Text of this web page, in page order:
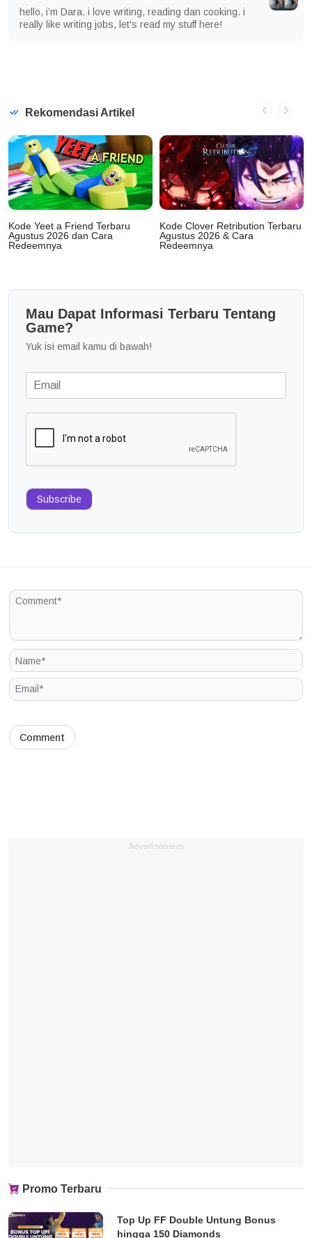
hello, i’m Dara. i love writing, reading dan cooking. i
really like writing jobs, let's read my stuff here!
Rekomendasi Artikel
Kode Yeet a Friend Terbaru
Agustus 2026 dan Cara
Redeemnya
Kode Clover Retribution Terbaru
Agustus 2026 & Cara
Redeemnya
Mau Dapat Informasi Terbaru Tentang
Game?
Yuk isi email kamu di bawah!
Subscribe
Advertisements
Promo Terbaru
Top Up FF Double Untung Bonus
hingga 150 Diamonds